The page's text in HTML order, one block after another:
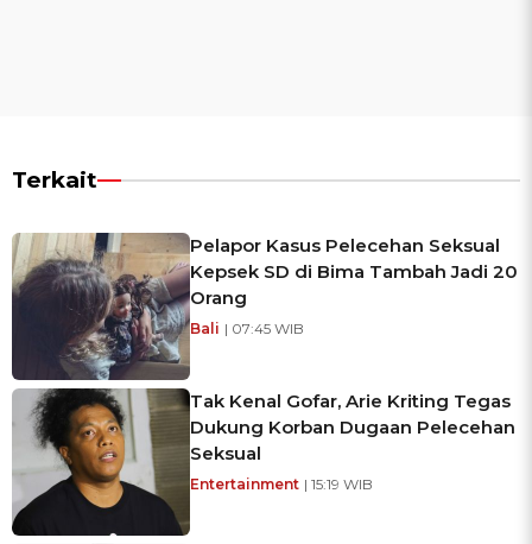
Terkait
Pelapor Kasus Pelecehan Seksual
Kepsek SD di Bima Tambah Jadi 20
Orang
Bali | 07:45 WIB
Tak Kenal Gofar, Arie Kriting Tegas
Dukung Korban Dugaan Pelecehan
Seksual
Entertainment | 15:19 WIB